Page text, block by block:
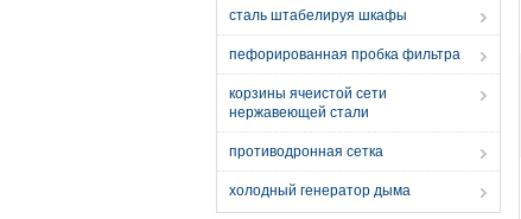
сталь штабелируя шкафы
пефорированная пробка фильтра
корзины ячеистой сети
нержавеющей стали
противодронная сетка
холодный генератор дыма